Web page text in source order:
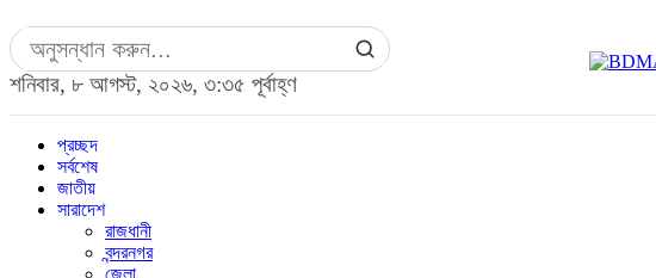
শনিবার, ৮ আগস্ট, ২০২৬, ৩:৩৫ পূর্বাহ্ণ
প্রচ্ছদ
সর্বশেষ
জাতীয়
সারাদেশ
রাজধানী
বন্দরনগর
জেলা